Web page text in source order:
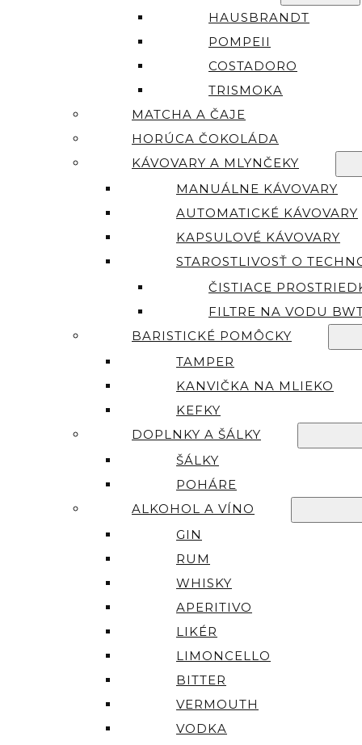
HAUSBRANDT
POMPEII
COSTADORO
TRISMOKA
MATCHA A ČAJE
HORÚCA ČOKOLÁDA
KÁVOVARY A MLYNČEKY
MANUÁLNE KÁVOVARY
AUTOMATICKÉ KÁVOVARY
KAPSULOVÉ KÁVOVARY
STAROSTLIVOSŤ O
ČISTIACE
FILTRE NA VODU
BARISTICKÉ POMÔCKY
TAMPER
KANVIČKA NA MLIEKO
KEFKY
DOPLNKY A ŠÁLKY
ŠÁLKY
POHÁRE
ALKOHOL A VÍNO
GIN
RUM
WHISKY
APERITIVO
LIKÉR
LIMONCELLO
BITTER
VERMOUTH
VODKA